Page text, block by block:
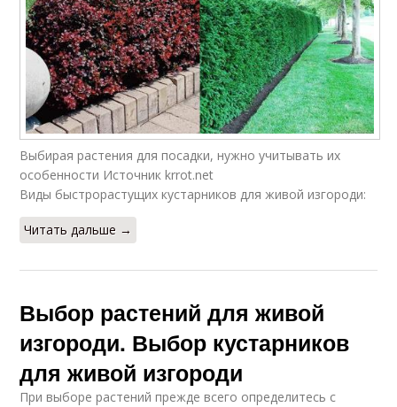
Выбирая растения для посадки, нужно учитывать их
особенности Источник krrot.net
Виды быстрорастущих кустарников для живой изгороди:
Читать дальше →
Выбор растений для живой
изгороди. Выбор кустарников
для живой изгороди
При выборе растений прежде всего определитесь с